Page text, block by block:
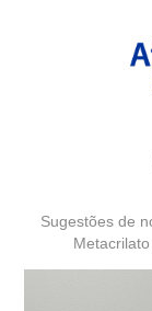
Sugestões de